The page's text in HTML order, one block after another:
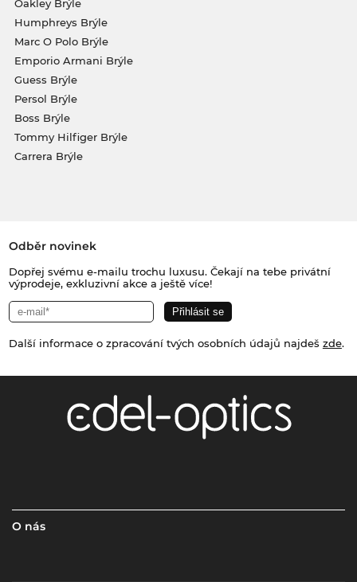
Oakley Brýle
Humphreys Brýle
Marc O Polo Brýle
Emporio Armani Brýle
Guess Brýle
Persol Brýle
Boss Brýle
Tommy Hilfiger Brýle
Carrera Brýle
Odběr novinek
Dopřej svému e-mailu trochu luxusu. Čekají na tebe privátní
výprodeje, exkluzivní akce a ještě více!
Další informace o zpracování tvých osobních údajů najdeš zde.
O nás